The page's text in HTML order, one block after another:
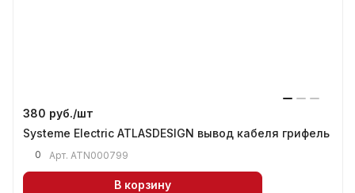
380 руб./шт
Systeme Electric ATLASDESIGN вывод кабеля грифель
0 Арт. ATN000799
В корзину